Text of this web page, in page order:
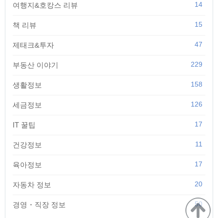
여행지&호캉스 리뷰 14
책 리뷰 15
제태크&투자 47
부동산 이야기 229
생활정보 158
세금정보 126
IT 꿀팁 17
건강정보 11
육아정보 17
자동차 정보 20
경영・직장 정보 50